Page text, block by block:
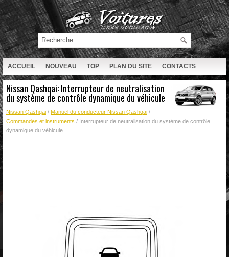
ACCUEIL NOUVEAU TOP PLAN DU SITE CONTACTS
RECHERCHE
Nissan Qashqai: Interrupteur de neutralisation
du système de contrôle dynamique du véhicule
Nissan Qashqai / Manuel du conducteur Nissan Qashqai /
Commandes et instruments / Interrupteur de neutralisation du système de contrôle
dynamique du véhicule